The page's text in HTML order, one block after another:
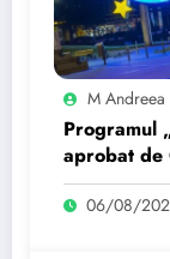
M Andreea
Programul
aprobat de
românii
06/08/